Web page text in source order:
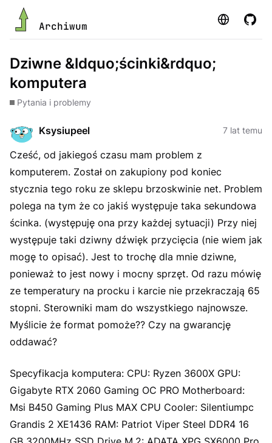
Archiwum Strona
Dziwne &ldquo;ścinki&rdquo;
komputera
Pytania i problemy
Ksysiupeel 7 lat temu
Cześć, od jakiegoś czasu mam problem z
komputerem. Został on zakupiony pod koniec
stycznia tego roku ze sklepu brzoskwinie net. Problem
polega na tym że co jakiś występuje taka sekundowa
ścinka. (występuję ona przy każdej sytuacji) Przy niej
występuje taki dziwny dźwięk przycięcia (nie wiem jak
mogę to opisać). Jest to trochę dla mnie dziwne,
ponieważ to jest nowy i mocny sprzęt. Od razu mówię
ze temperatury na procku i karcie nie przekraczają 65
stopni. Sterowniki mam do wszystkiego najnowsze.
Myślicie że format pomoże?? Czy na gwarancję
oddawać?
Specyfikacja komputera: CPU: Ryzen 3600X GPU:
Gigabyte RTX 2060 Gaming OC PRO Motherboard:
Msi B450 Gaming Plus MAX CPU Cooler: Silentiumpc
Grandis 2 XE1436 RAM: Patriot Viper Steel DDR4 16